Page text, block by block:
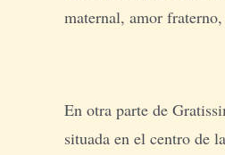
maternal, amor
En otra parte de
situada en el centro de